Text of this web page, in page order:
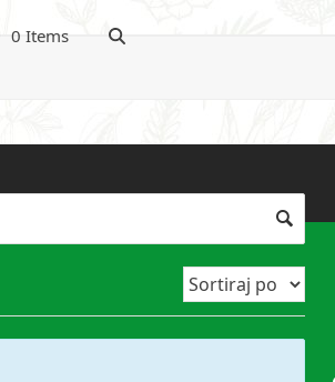
0 Items